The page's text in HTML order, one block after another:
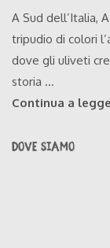
A Sud dell’Italia,
tripudio di colori
dove gli uliveti
storia ...
Continua a
DOVE SIAMO